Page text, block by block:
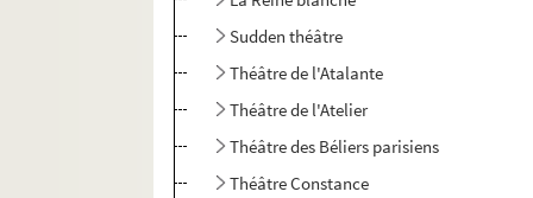
Sudden théâtre
Théâtre de l'Atalante
Théâtre de l'Atelier
Théâtre des Béliers parisiens
Théâtre Constance